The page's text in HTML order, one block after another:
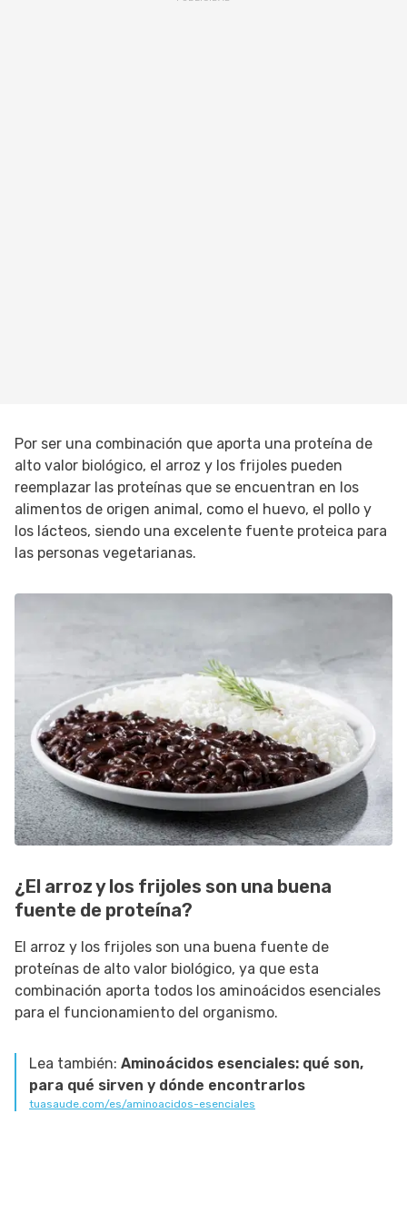
Por ser una combinación que aporta una proteína de
alto valor biológico, el arroz y los frijoles pueden
reemplazar las proteínas que se encuentran en los
alimentos de origen animal, como el huevo, el pollo y
los lácteos, siendo una excelente fuente proteica para
las personas vegetarianas.
¿El arroz y los frijoles son una buena
fuente de proteína?
El arroz y los frijoles son una buena fuente de
proteínas de alto valor biológico, ya que esta
combinación aporta todos los aminoácidos esenciales
para el funcionamiento del organismo.
Lea también: Aminoácidos esenciales: qué son,
para qué sirven y dónde encontrarlos
tuasaude.com/es/aminoacidos-esenciales